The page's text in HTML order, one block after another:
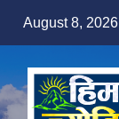
August 8, 2026